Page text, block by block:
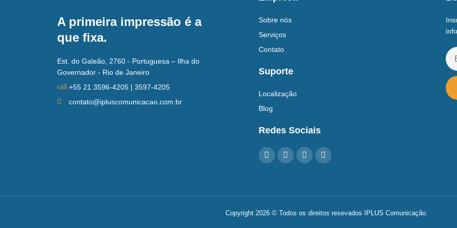
A primeira impressão é a
que fixa.
Est. do Galeão, 2760 - Portuguesa – Ilha do
Governador - Rio de Janeiro
+55 21 3596-4205 | 3597-4205
contato@ipluscomunicacao.com.br
Sobre nós
Serviços
Contato
Suporte
Localização
Blog
Redes Sociais
Copyright 2026 © Todos os direitos resevados IPLUS Comunicação.